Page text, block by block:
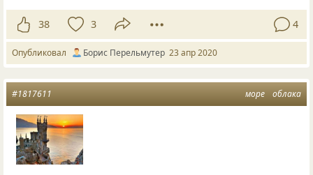
38 3 4
Опубликовал Борис Перельмутер 23 апр 2020
море облака
#1817611